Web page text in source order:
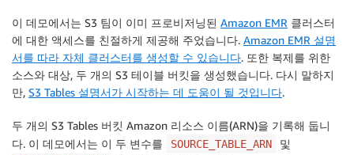
이 데모에서는 S3 팀이 이미 프로비저닝된 Amazon EMR 클러스터
에 대한 액세스를 친절하게 제공해 주었습니다. Amazon EMR 설명
서를 따라 자체 클러스터를 생성할 수 있습니다. 또한 복제를 위한
소스와 대상, 두 개의 S3 테이블 버킷을 생성했습니다. 다시 말하지
만, S3 Tables 설명서가 시작하는 데 도움이 될 것입니다.
두 개의 S3 Tables 버킷 Amazon 리소스 이름(ARN)을 기록해 둡니
다. 이 데모에서는 이 두 변수를
SOURCE_TABLE_ARN 및